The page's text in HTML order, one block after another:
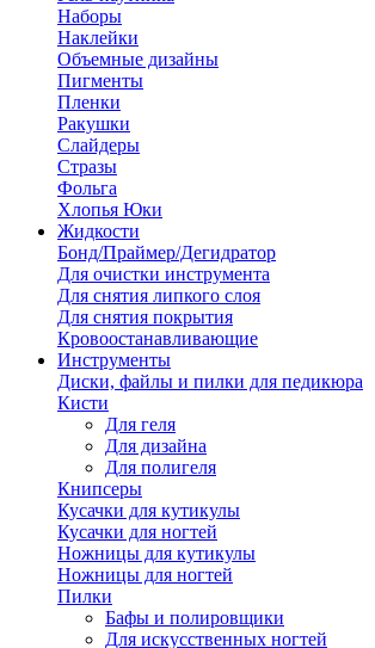
Наборы
Наклейки
Объемные дизайны
Пигменты
Пленки
Ракушки
Слайдеры
Стразы
Фольга
Хлопья Юки
Жидкости
Бонд/Праймер/Дегидратор
Для очистки инструмента
Для снятия липкого слоя
Для снятия покрытия
Кровоостанавливающие
Инструменты
Диски, файлы и пилки для педикюра
Кисти
Для геля
Для дизайна
Для полигеля
Книпсеры
Кусачки для кутикулы
Кусачки для ногтей
Ножницы для кутикулы
Ножницы для ногтей
Пилки
Бафы и полировщики
Для искусственных ногтей